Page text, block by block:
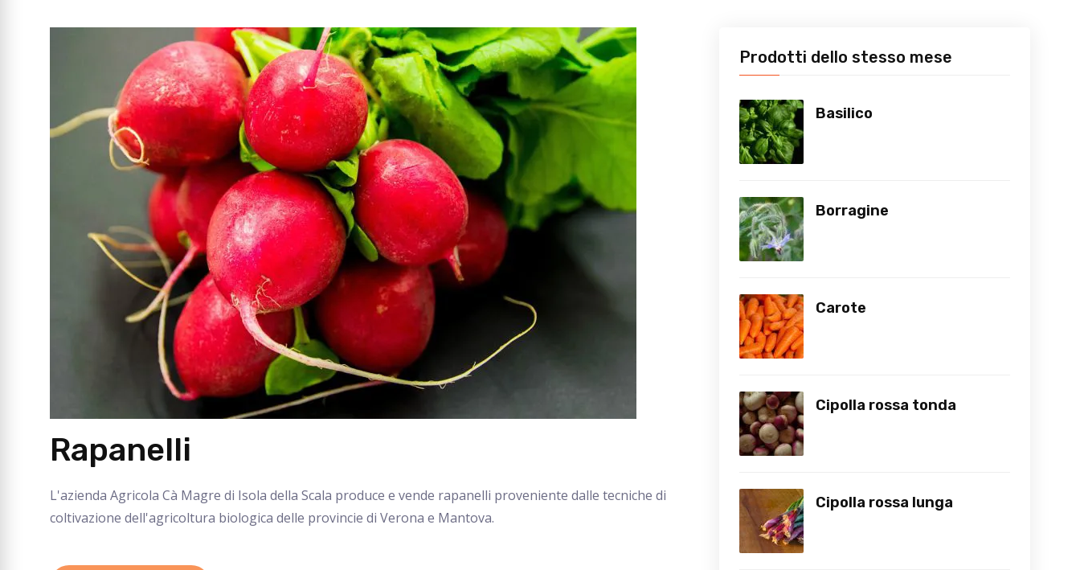
Rapanelli
L'azienda Agricola Cà Magre di Isola della Scala produce e vende rapanelli proveniente dalle tecniche di
coltivazione dell'agricoltura biologica delle provincie di Verona e Mantova.
Prodotti dello stesso mese
Basilico
Borragine
Carote
Cipolla rossa tonda
Cipolla rossa lunga